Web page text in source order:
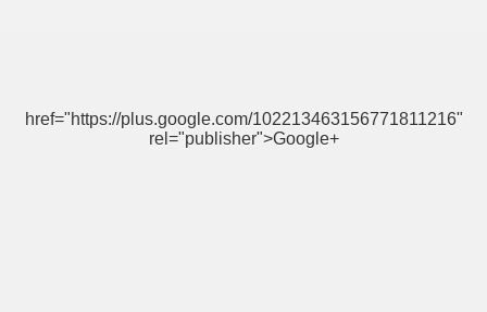
href="https://plus.google.com/102213463156771811216"
rel="publisher">Google+